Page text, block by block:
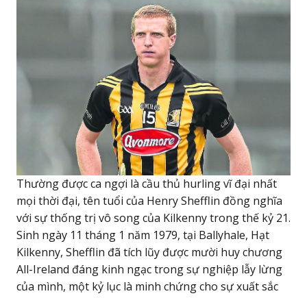
Thường được ca ngợi là cầu thủ hurling vĩ đại nhất
mọi thời đại, tên tuổi của Henry Shefflin đồng nghĩa
với sự thống trị vô song của Kilkenny trong thế kỷ 21.
Sinh ngày 11 tháng 1 năm 1979, tại Ballyhale, Hạt
Kilkenny, Shefflin đã tích lũy được mười huy chương
All-Ireland đáng kinh ngạc trong sự nghiệp lẫy lừng
của mình, một kỷ lục là minh chứng cho sự xuất sắc